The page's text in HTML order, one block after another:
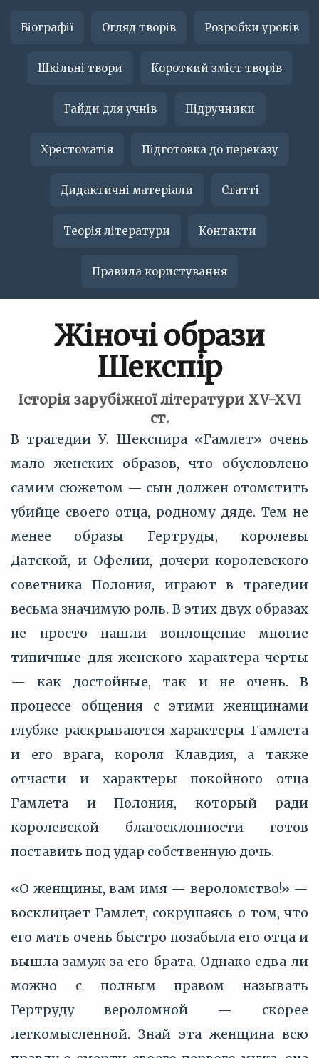
Біографії Огляд творів Розробки уроків
Шкільні твори Короткий зміст творів
Гайди для учнів Підручники
Хрестоматія Підготовка до переказу
Дидактичні матеріали Статті
Теорія літератури Контакти
Правила користування
Жіночі образи
Шекcпір
Історія зарубіжної літератури XV-XVI
ст.
В трагедии У. Шекспира «Гамлет» очень
мало женских образов, что обусловлено
самим сюжетом — сын должен отомстить
убийце своего отца, родному дяде. Тем не
менее образы Гертруды, королевы
Датской, и Офелии, дочери королевского
советника Полония, играют в трагедии
весьма значимую роль. В этих двух образах
не просто нашли воплощение многие
типичные для женского характера черты
— как достойные, так и не очень. В
процессе общения с этими женщинами
глубже раскрываются характеры Гамлета
и его врага, короля Клавдия, а также
отчасти и характеры покойного отца
Гамлета и Полония, который ради
королевской благосклонности готов
поставить под удар собственную дочь.
«О женщины, вам имя — вероломство!» —
восклицает Гамлет, сокрушаясь о том, что
его мать очень быстро позабыла его отца и
вышла замуж за его брата. Однако едва ли
можно с полным правом называть
Гертруду вероломной — скорее
легкомысленной. Знай эта женщина всю